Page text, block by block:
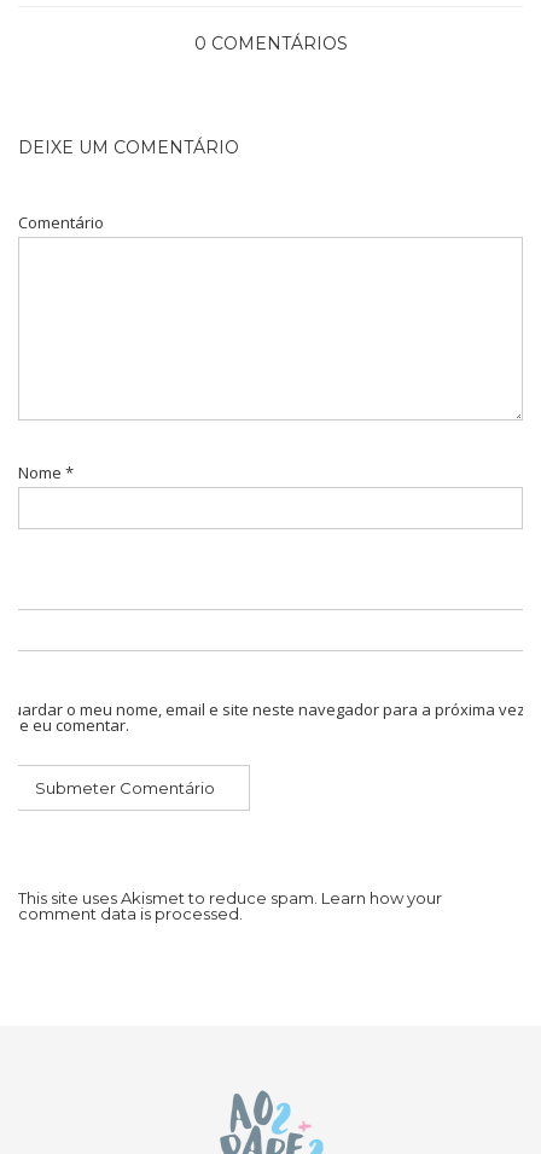
0 COMENTÁRIOS
DEIXE UM COMENTÁRIO
Comentário
Nome *
Guardar o meu nome, email e site neste navegador para a próxima vez
que eu comentar.
This site uses Akismet to reduce spam. Learn how your
comment data is processed.